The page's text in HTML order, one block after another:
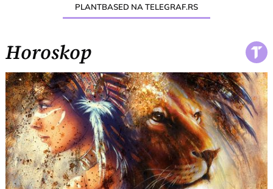
PLANTBASED NA TELEGRAF.RS
Horoskop